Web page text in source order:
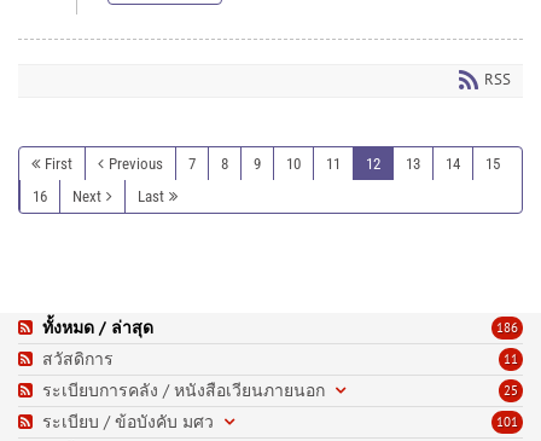
procurement_2560 (.pdf,939.22 KB) - 3054 download(s)
RSS
First Previous 7 8 9 10 11 12 13 14
15
16
Next Last
186
ทั้งหมด / ล่าสุด
11
สวัสดิการ
25
ระเบียบการคลัง / หนังสือเวียนภายนอก
101
ระเบียบ / ข้อบังคับ มศว